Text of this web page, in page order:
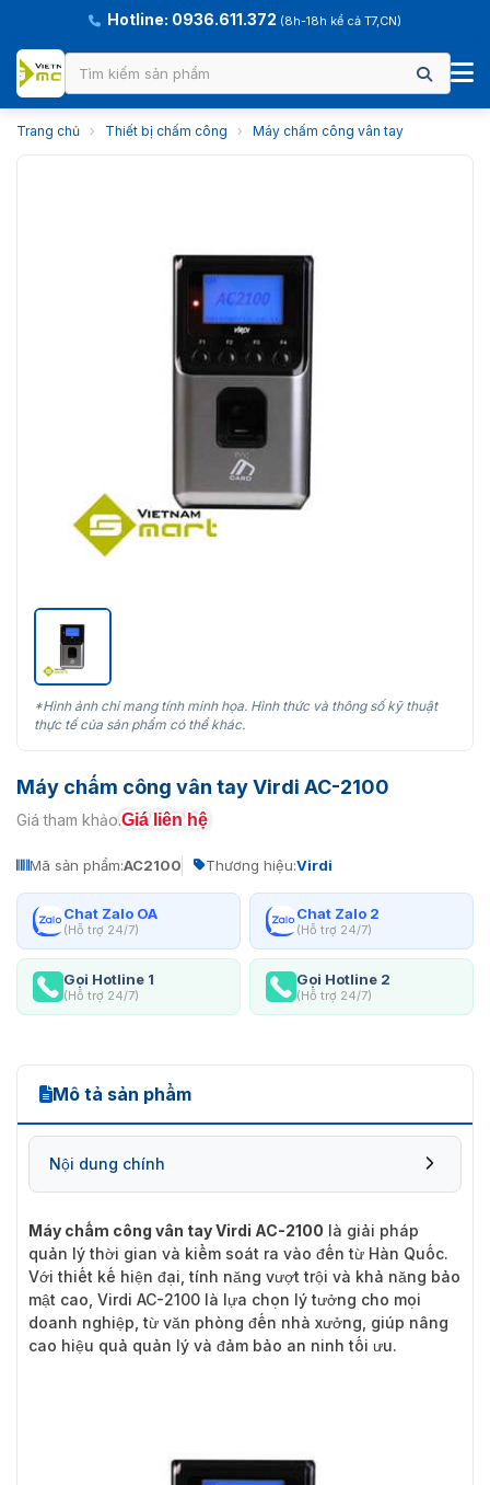
Hotline: 0936.611.372 (8h-18h kể cả T7,CN)
Trang chủ › Thiết bị chấm công › Máy chấm công vân tay
*Hình ảnh chỉ mang tính minh họa. Hình thức và thông số kỹ thuật
thực tế của sản phẩm có thể khác.
Máy chấm công vân tay Virdi AC-2100
Giá tham khảo:Giá liên hệ
Mã sản phẩm:AC2100 Thương hiệu:Virdi
Chat Zalo OA
(Hỗ trợ 24/7)
Chat Zalo 2
(Hỗ trợ 24/7)
Gọi Hotline 1
(Hỗ trợ 24/7)
Gọi Hotline 2
(Hỗ trợ 24/7)
Mô tả sản phẩm
Nội dung chính
Máy chấm công vân tay Virdi AC-2100 là giải pháp
quản lý thời gian và kiểm soát ra vào đến từ Hàn Quốc.
Với thiết kế hiện đại, tính năng vượt trội và khả năng bảo
mật cao, Virdi AC-2100 là lựa chọn lý tưởng cho mọi
doanh nghiệp, từ văn phòng đến nhà xưởng, giúp nâng
cao hiệu quả quản lý và đảm bảo an ninh tối ưu.